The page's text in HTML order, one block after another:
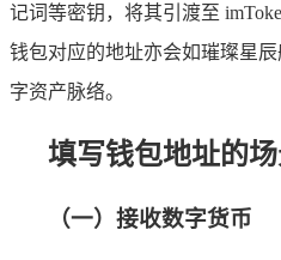
记词等密钥，将其引渡至
钱包对应的地址亦会如璀璨星
字资产脉络。
填写钱包地址的
（一）接收数字货币